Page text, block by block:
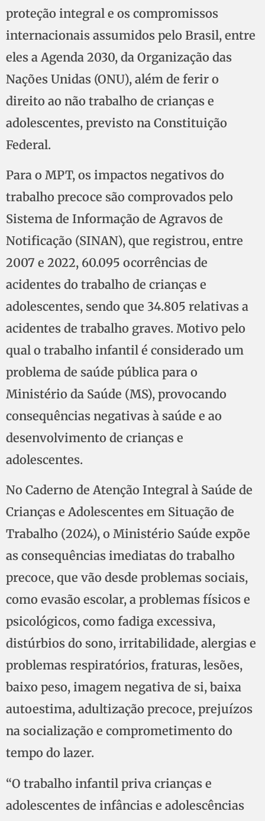
proteção integral e os compromissos
internacionais assumidos pelo Brasil, entre
eles a Agenda 2030, da Organização das
Nações Unidas (ONU), além de ferir o
direito ao não trabalho de crianças e
adolescentes, previsto na Constituição
Federal.
Para o MPT, os impactos negativos do
trabalho precoce são comprovados pelo
Sistema de Informação de Agravos de
Notificação (SINAN), que registrou, entre
2007 e 2022, 60.095 ocorrências de
acidentes do trabalho de crianças e
adolescentes, sendo que 34.805 relativas a
acidentes de trabalho graves. Motivo pelo
qual o trabalho infantil é considerado um
problema de saúde pública para o
Ministério da Saúde (MS), provocando
consequências negativas à saúde e ao
desenvolvimento de crianças e
adolescentes.
No Caderno de Atenção Integral à Saúde de
Crianças e Adolescentes em Situação de
Trabalho (2024), o Ministério Saúde expõe
as consequências imediatas do trabalho
precoce, que vão desde problemas sociais,
como evasão escolar, a problemas físicos e
psicológicos, como fadiga excessiva,
distúrbios do sono, irritabilidade, alergias e
problemas respiratórios, fraturas, lesões,
baixo peso, imagem negativa de si, baixa
autoestima, adultização precoce, prejuízos
na socialização e comprometimento do
tempo do lazer.
“O trabalho infantil priva crianças e
adolescentes de infâncias e adolescências